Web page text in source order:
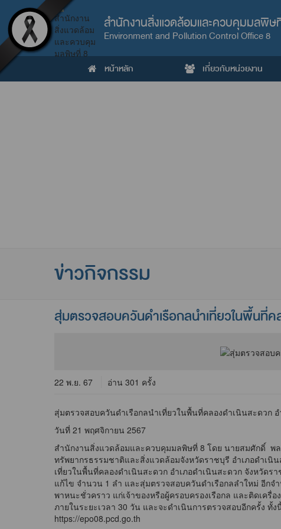
สำนักงานสิ่งแวดล้อมและควบคุมมลพิษ
Environment and Pollution Control Office 8
หน้าหลัก เกี่ยวกับหน่วยงาน
ข่าวกิจกรรม
สุ่มตรวจสอบควันดำเรือกลนำเที่ยวในพื้นที่ค
22 พ.ย. 67 อ่าน 301 ครั้ง
สุ่มตรวจสอบควันดำเรือกลนำเที่ยวในพื้นที่คลองดำเนินสะดวก
วันที่ 21 พฤศจิกายน 2567
สำนักงานสิ่งแวดล้อมและควบคุมมลพิษที่ 8 โดย นายสมศักดิ์ พ
ทรัพยากรธรรมชาติและสิ่งแวดล้อมจังหวัดราชบุรี อำเภอดำเ
เที่ยวในพื้นที่คลองดำเนินสะดวก อำเภอดำเนินสะดวก จังหวัด
แก้ไข จำนวน 1 ลำ และสุ่มตรวจสอบควันดำเรือกลลำใหม่ อีก
พาหนะชั่วคราว แก่เจ้าของหรือผู้ครอบครองเรือกล และติดเครื่
ภายในระยะเวลา 30 วัน และจะดำเนินการตรวจสอบอีกครั้ง
https://epo08.pcd.go.th